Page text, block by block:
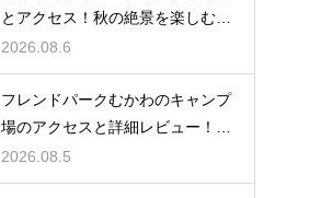
とアクセス！秋の絶景を楽しむた
めのルート
2026.08.6
フレンドパークむかわのキャンプ
場のアクセスと詳細レビュー！魅
力を大解剖
2026.08.5